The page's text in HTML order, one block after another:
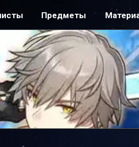
Предметы